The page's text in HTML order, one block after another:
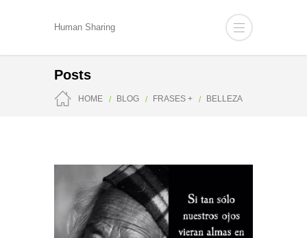
Human Sharing
Posts
HOME BLOG FRASES + BELLEZA